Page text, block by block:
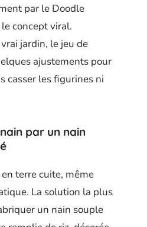
par le Doodle
concept viral.
jardin, le jeu de
ajustements pour
casser les figurines ni
par un nain
terre cuite, même
La solution la plus
un nain souple